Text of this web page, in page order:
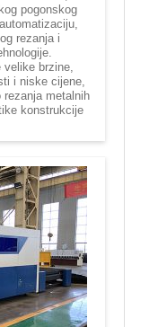
pogonskog
rezanja i
velike brzine,
i niske cijene,
metalnih
konstrukcije